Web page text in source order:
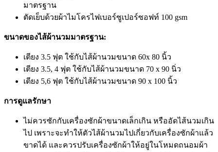
มาตรฐาน
ตัดเย็บด้วยผ้าไมโครไฟเบอร์ซูเปอร์ซอฟท์ 100 gsm
ขนาดของไส้ผ้านวมมาตรฐาน:
เตียง 3.5 ฟุต ใช้กับไส้ผ้านวมขนาด 60x 80 นิ้ว
เตียง 3.5, 4 ฟุต ใช้กับไส้ผ้านวมขนาด 70 x 90 นิ่ว
เตียง 5,6 ฟุต ใช้กับไส้ผ้านวมขนาด 90 x 100 นิ้ว
การดูแลรักษา
ไม่ควรซักกับเครื่องซักผ้าขนาดเล็กเกิน หรืออัดไส้นวมเกิน
ไป เพราะจะทำให้ตัวไส้ผ้านวมไปเกี่ยวกับเครื่องซักผ้าแล้ว
ขาดได้ และควรปรับเครื่องซักผ้าให้อยู่ในโหมดถนอมผ้า